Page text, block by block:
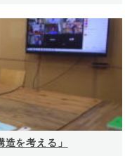
を考える」